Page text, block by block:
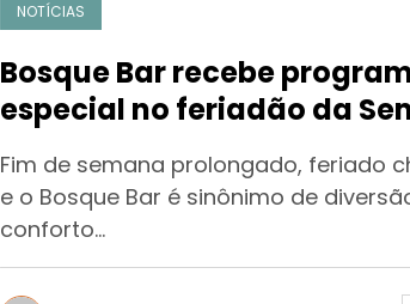
NOTÍCIAS
Bosque Bar recebe
especial no feriadão da
Santa, com show do
DJs
Fim de semana prolongado, feriado
e o Bosque Bar é sinônimo de
conforto…